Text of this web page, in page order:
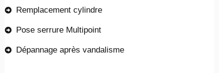
Remplacement cylindre
Pose serrure Multipoint
Dépannage après vandalisme